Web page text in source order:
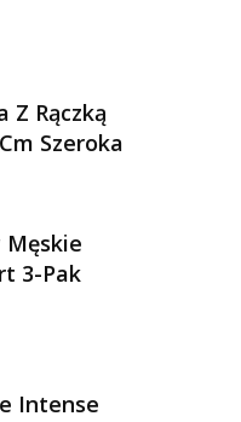
Z Rączką
Szeroka
3-Pak
Intense